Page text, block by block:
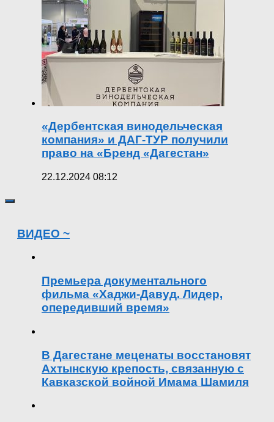
«Дербентская винодельческая
компания» и ДАГ-ТУР получили
право на «Бренд «Дагестан»
22.12.2024 08:12
ВИДЕО ~
Премьера документального
фильма «Хаджи-Давуд. Лидер,
опередивший время»
В Дагестане меценаты восстановят
Ахтынскую крепость, связанную с
Кавказской войной Имама Шамиля